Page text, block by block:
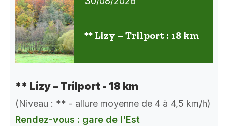
** Lizy – Trilport : 18 km
** Lizy – Trilport - 18 km
(Niveau : ** - allure moyenne de 4 à 4,5 km/h)
Rendez-vous : gare de l'Est